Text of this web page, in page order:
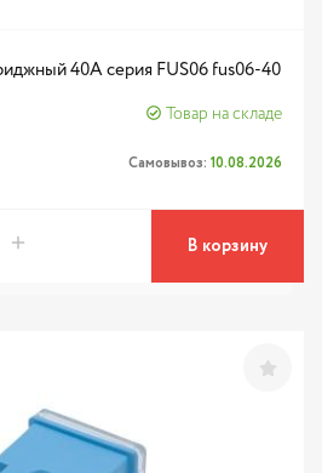
40A серия FUS06 fus06-40
Товар на складе
Самовывоз: 10.08.2026
В корзину